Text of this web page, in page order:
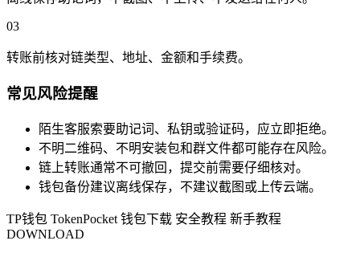
03
转账前核对链类型、地址、金额和手续费。
常见风险提醒
陌生客服索要助记词、私钥或验证码，应立即拒绝。
不明二维码、不明安装包和群文件都可能存在风险。
链上转账通常不可撤回，提交前需要仔细核对。
钱包备份建议离线保存，不建议截图或上传云端。
TP钱包 TokenPocket 钱包下载 安全教程 新手教程
DOWNLOAD